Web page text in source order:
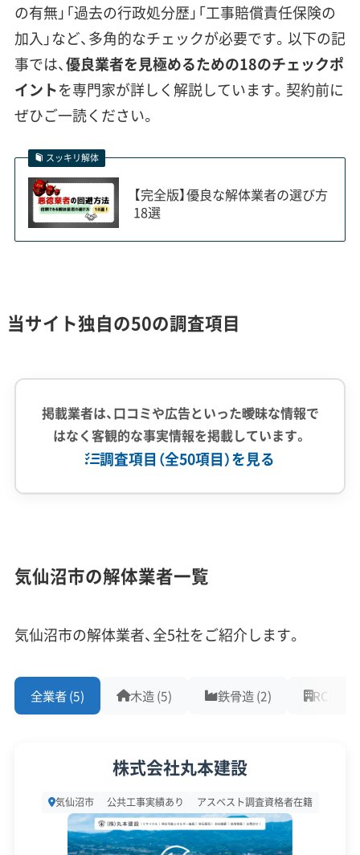
嵩上げされた土地の地下には震災前の基礎が
残っている可能性があり、これが予期せぬ追加
工事費用の原因となることがあります。
70cmから80cm沈下した後、その上に数メートルの
土を盛る「嵩上げ」によって再建されました。この
「沈下した旧地盤」と「新たな盛土」の二重構造は、解
震災前の建物の基礎杭や浄化槽などが残っている
重機では届かないため、ロングアーム仕様の特殊な
重機や特別な工法が必要になることもあります。
もし見積もり段階でこの地中障害物を見落として
しまうと、工事が始まってから高額な追加費用が発
市の補助金は危険な空き家の解体に限定的で、
むしろ移住定住を目的とした空き家の「利活
補助金額・率
対象・条件
の有無」「過去の行政処分歴」「工事賠償責任保険の
加入」など、多角的なチェックが必要です。以下の記
事では、優良業者を見極めるための18のチェックポ
イントを専門家が詳しく解説しています。契約前に
ぜひご一読ください。
スッキリ解体
【完全版】優良な解体業者の選び方
18選
当サイト独自の50の調査項目
掲載業者は、口コミや広告といった曖昧な情報で
はなく客観的な事実情報を掲載しています。
調査項目（全50項目）を見る
従業員30人以上
中間処理場保有
公共工事の経験
アスベストレベル1,2除去 ブロック塀
土木工事
保有資格(9)
建設業許可 解体工事業登録
産業廃棄物収集運搬業許可
気仙沼市の解体業者一覧
気仙沼市の解体業者、全5社をご紹介します。
全業者 (5) 木造 (5) 鉄骨造 (2) RC造 (2)
株式会社丸本建設
気仙沼市 公共工事実績あり アスベスト調査資格者在籍